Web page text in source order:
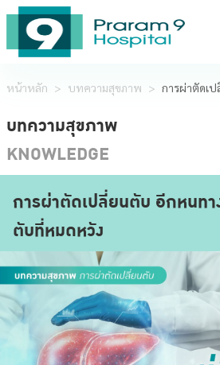
หน้าหลัก > บทความสุขภาพ >
บทความสุขภาพ
KNOWLEDGE
การผ่าตัดเปลี่ยนตับ อีกหนทา
ตับที่หมดหวัง